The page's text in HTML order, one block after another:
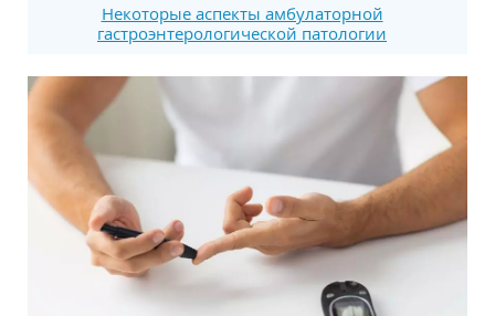
Некоторые аспекты амбулаторной
гастроэнтерологической патологии